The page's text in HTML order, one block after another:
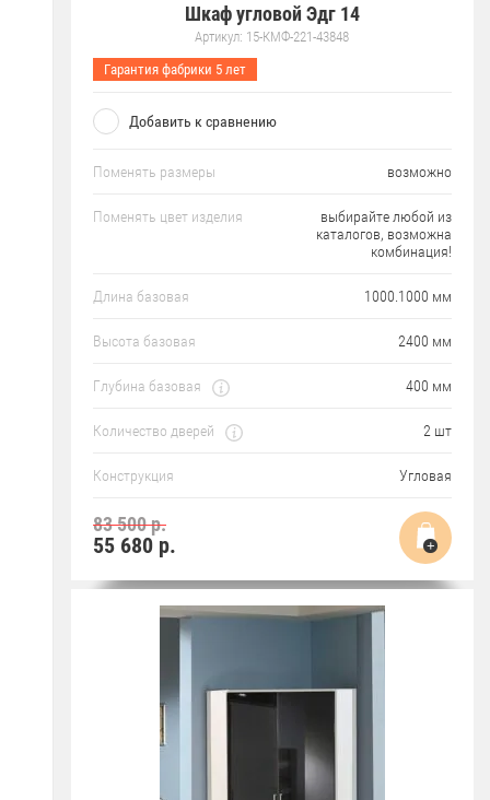
Шкаф угловой Эдг 14
Артикул: 15-КМФ-221-43848
Гарантия фабрики 5 лет
Добавить к сравнению
Поменять размеры возможно
Поменять цвет изделия
выбирайте любой из
каталогов, возможна
комбинация!
Длина базовая 1000.1000 мм
Высота базовая 2400 мм
Глубина базовая 400 мм
Количество дверей 2 шт
Конструкция Угловая
83 500 р.
55 680р.